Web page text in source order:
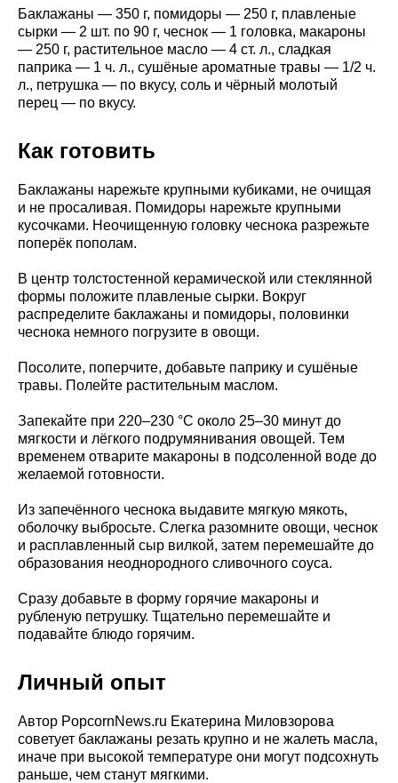
Баклажаны — 350 г, помидоры — 250 г, плавленые
сырки — 2 шт. по 90 г, чеснок — 1 головка, макароны
— 250 г, растительное масло — 4 ст. л., сладкая
паприка — 1 ч. л., сушёные ароматные травы — 1/2 ч.
л., петрушка — по вкусу, соль и чёрный молотый
перец — по вкусу.
Как готовить
Баклажаны нарежьте крупными кубиками, не очищая
и не просаливая. Помидоры нарежьте крупными
кусочками. Неочищенную головку чеснока разрежьте
поперёк пополам.
В центр толстостенной керамической или стеклянной
формы положите плавленые сырки. Вокруг
распределите баклажаны и помидоры, половинки
чеснока немного погрузите в овощи.
Посолите, поперчите, добавьте паприку и сушёные
травы. Полейте растительным маслом.
Запекайте при 220–230 °C около 25–30 минут до
мягкости и лёгкого подрумянивания овощей. Тем
временем отварите макароны в подсоленной воде до
желаемой готовности.
Из запечённого чеснока выдавите мягкую мякоть,
оболочку выбросьте. Слегка разомните овощи, чеснок
и расплавленный сыр вилкой, затем перемешайте до
образования неоднородного сливочного соуса.
Сразу добавьте в форму горячие макароны и
рубленую петрушку. Тщательно перемешайте и
подавайте блюдо горячим.
Личный опыт
Автор PopcornNews.ru Екатерина Миловзорова
советует баклажаны резать крупно и не жалеть масла,
иначе при высокой температуре они могут подсохнуть
раньше, чем станут мягкими.